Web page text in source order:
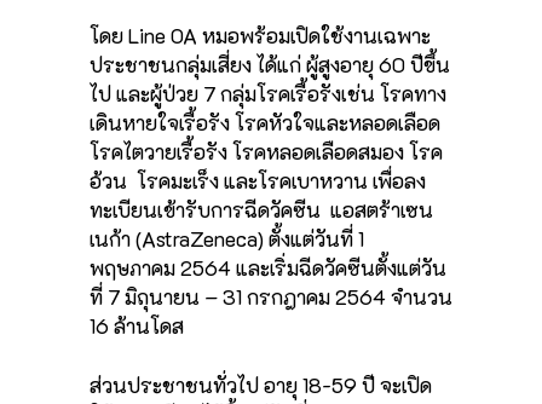
โดย Line OA หมอพร้อมเปิดใช้งานเฉพาะ
ประชาชนกลุ่มเสี่ยง ได้แก่ ผู้สูงอายุ 60 ปีขึ้น
ไป และผู้ป่วย 7 กลุ่มโรคเรื้อรังเช่น โรคทาง
เดินหายใจเรื้อรัง โรคหัวใจและหลอดเลือด
โรคไตวายเรื้อรัง โรคหลอดเลือดสมอง โรค
อ้วน โรคมะเร็ง และโรคเบาหวาน เพื่อลง
ทะเบียนเข้ารับการฉีดวัคซีน แอสตร้าเซน
เนก้า (AstraZeneca) ตั้งแต่วันที่ 1
พฤษภาคม 2564 และเริ่มฉีดวัคซีนตั้งแต่วัน
ที่ 7 มิถุนายน – 31 กรกฎาคม 2564 จำนวน
16 ล้านโดส
ส่วนประชาชนทั่วไป อายุ 18-59 ปี จะเปิด